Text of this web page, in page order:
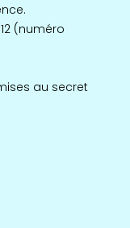
(numéro
au secret